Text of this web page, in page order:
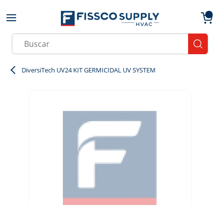
Skip to main content
Site Search
DiversiTech UV24 KIT GERMICIDAL UV SYSTEM